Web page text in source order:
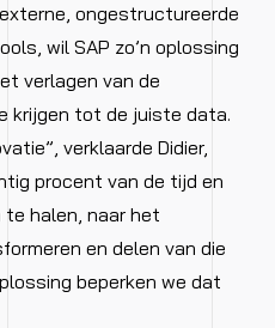
ongestructureerde
wil SAP zo’n oplossing
verlagen van de
krijgen tot de juiste data.
verklaarde Didier,
procent van de tijd en
halen, naar het
en delen van die
beperken we dat